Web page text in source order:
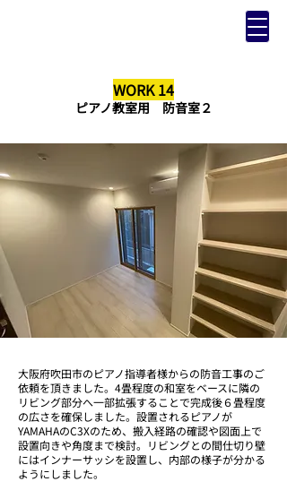
WORK 14
ピアノ教室用 防音室２
大阪府吹田市のピアノ指導者様からの防音工事のご
依頼を頂きました。4畳程度の和室をベースに隣の
リビング部分へ一部拡張することで完成後６畳程度
の広さを確保しました。設置されるピアノが
YAMAHAのC3Xのため、搬入経路の確認や図面上で
設置向きや角度まで検討。リビングとの間仕切り壁
にはインナーサッシを設置し、内部の様子が分かる
ようにしました。